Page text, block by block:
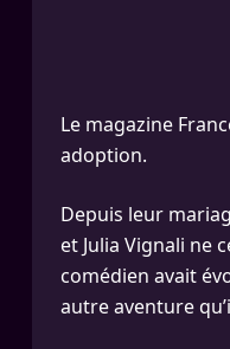
Le magazine
adoption.
Depuis leur
et Julia Vignali ne
comédien avait
autre aventure